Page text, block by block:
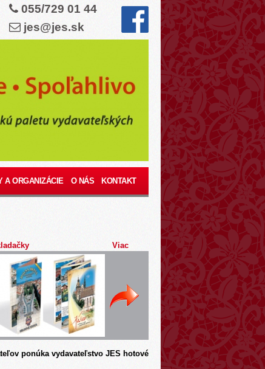
055/729 01 44
jes@jes.sk
A ORGANIZÁCIE O NÁS KONTAKT
Viac
ponúka vydavateľstvo JES hotové